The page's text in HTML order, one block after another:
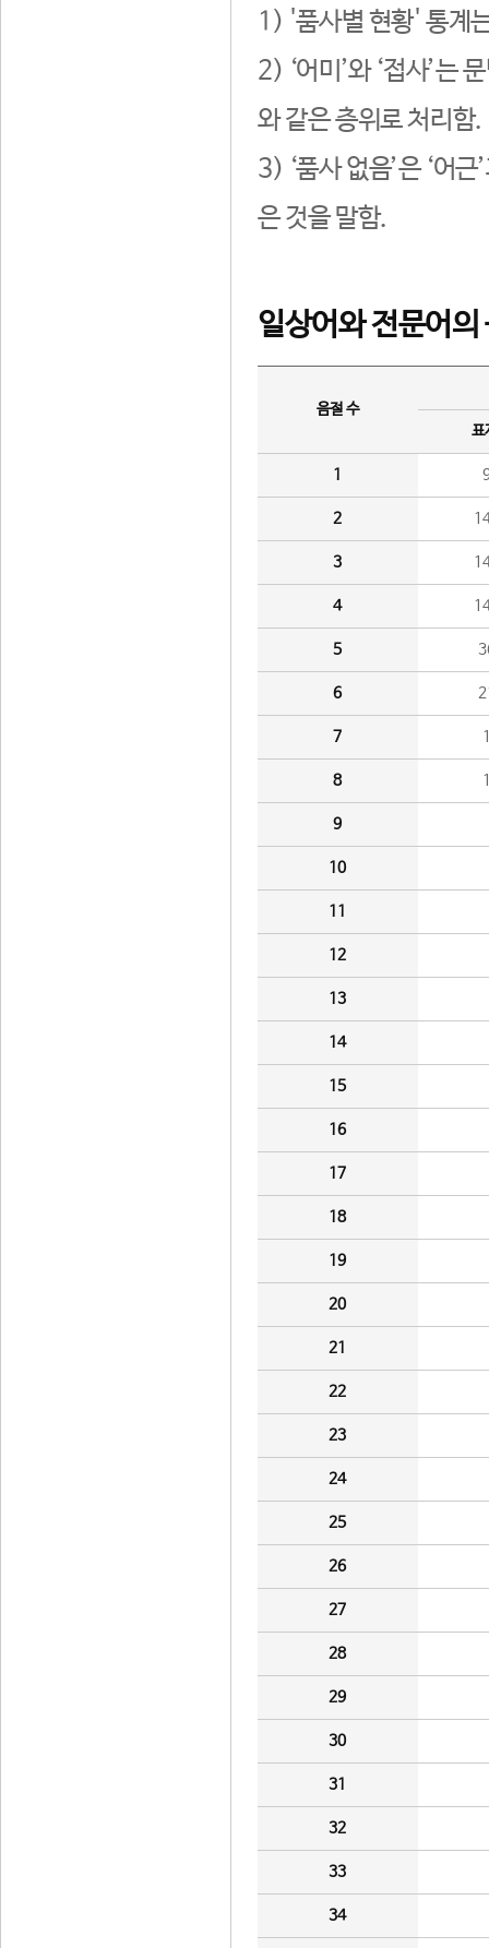
1) '품사별 현황' 통계
2) ‘어미’와 ‘접사’는
와 같은 층위로 처리함.
3) ‘품사 없음’은 ‘어
은 것을 말함.
일상어와 전문어의
음절 수
표
1
2
3
4
5
6
7
8
9
10
11
12
13
14
15
16
17
18
19
20
21
22
23
24
25
26
27
28
29
30
31
32
33
34